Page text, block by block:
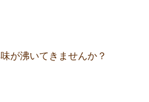
が沸いてきませんか？